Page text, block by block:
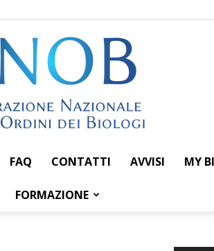
Federazione
FAQ CONTATTI AVVISI MY
FORMAZIONE